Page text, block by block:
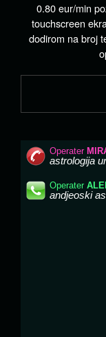
0.80 eur/min
touchscreen
dodirom na broj